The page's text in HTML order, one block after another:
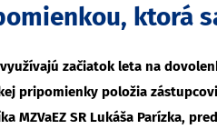
ktorá
začiatok leta na
pripomienky položia
SR Lukáša Parízka,